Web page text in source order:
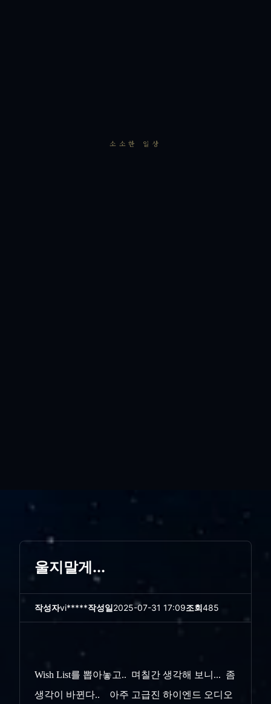
소소한 일상
울지말게...
작성자vi*****작성일2025-07-31 17:09조회485
Wish List를 뽑아놓고.. 며칠간 생각해 보니... 좀
생각이 바뀐다.. 아주 고급진 하이엔드 오디오